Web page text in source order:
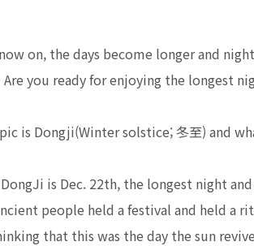
on, the days become longer and
Are you ready for enjoying the longest
is Dongji(Winter solstice; 冬至) and
is Dec. 22th, the longest night
people held a festival and held a
that this was the day the sun